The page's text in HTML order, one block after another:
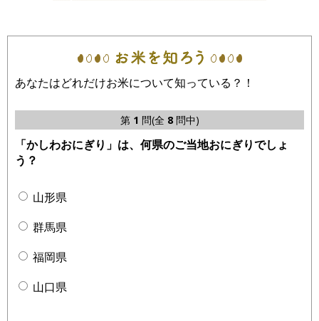
あなたはどれだけお米について知っている？！
第 1 問(全 8問中)
「かしわおにぎり」は、何県のご当地おにぎりでしょ
う？
山形県
群馬県
福岡県
山口県